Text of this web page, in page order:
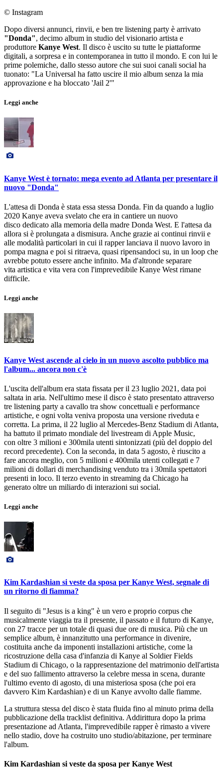
© Instagram
Dopo diversi annunci, rinvii, e ben tre listening party è arrivato
"Donda", decimo album in studio del visionario artista e
produttore Kanye West. Il disco è uscito su tutte le piattaforme
digitali, a sorpresa e in contemporanea in tutto il mondo. E con lui le
prime polemiche, dallo stesso autore che sui suoi canali social ha
tuonato: "La Universal ha fatto uscire il mio album senza la mia
approvazione e ha bloccato 'Jail 2'"
Leggi anche
Kanye West è tornato: mega evento ad Atlanta per presentare il
nuovo "Donda"
L'attesa di Donda è stata essa stessa Donda. Fin da quando a luglio
2020 Kanye aveva svelato che era in cantiere un nuovo
disco dedicato alla memoria della madre Donda West. E l'attesa da
allora si è prolungata a dismisura. Anche grazie ai continui rinvii e
alle modalità particolari in cui il rapper lanciava il nuovo lavoro in
pompa magna e poi si ritraeva, quasi ripensandoci su, in un loop che
avrebbe potuto essere anche infinito. Ma d'altronde separare
vita artistica e vita vera con l'imprevedibile Kanye West rimane
difficile.
Leggi anche
Kanye West ascende al cielo in un nuovo ascolto pubblico ma
l'album... ancora non c'è
L'uscita dell'album era stata fissata per il 23 luglio 2021, data poi
saltata in aria. Nell'ultimo mese il disco è stato presentato attraverso
tre listening party a cavallo tra show concettuali e performance
artistiche, e ogni volta veniva proposta una versione riveduta e
corretta. La prima, il 22 luglio al Mercedes-Benz Stadium di Atlanta,
ha battuto il primato mondiale del livestream di Apple Music,
con oltre 3 milioni e 300mila utenti sintonizzati (più del doppio del
record precedente). Con la seconda, in data 5 agosto, è riuscito a
fare ancora meglio, con 5 milioni e 400mila utenti collegati e 7
milioni di dollari di merchandising venduto tra i 30mila spettatori
presenti in loco. Il terzo evento in streaming da Chicago ha
generato oltre un miliardo di interazioni sui social.
Leggi anche
Kim Kardashian si veste da sposa per Kanye West, segnale di
un ritorno di fiamma?
Il seguito di "Jesus is a king" è un vero e proprio corpus che
musicalmente viaggia tra il presente, il passato e il futuro di Kanye,
con 27 tracce per un totale di quasi due ore di musica. Più che un
semplice album, è innanzitutto una performance in divenire,
costituita anche da imponenti installazioni artistiche, come la
ricostruzione della casa d'infanzia di Kanye al Soldier Fields
Stadium di Chicago, o la rappresentazione del matrimonio dell'artista
e del suo fallimento attraverso la celebre messa in scena, durante
l'ultimo evento di agosto, di una misteriosa sposa (che poi era
davvero Kim Kardashian) e di un Kanye avvolto dalle fiamme.
La struttura stessa del disco è stata fluida fino al minuto prima della
pubblicazione della tracklist definitiva. Addirittura dopo la prima
presentazione ad Atlanta, l'imprevedibile rapper è rimasto a vivere
nello stadio, dove ha costruito uno studio/abitazione, per terminare
l'album.
Kim Kardashian si veste da sposa per Kanye West